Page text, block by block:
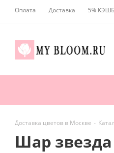
Оплата Доставка 5%
Доставка цветов в Москве -
Шар